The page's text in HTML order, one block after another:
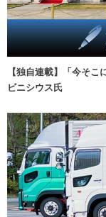
【独自連載】「今そ
ビニシウス氏